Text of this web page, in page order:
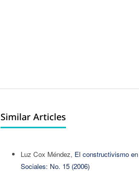
Similar Articles
Luz Cox Méndez, El constructivismo
Sociales: No. 15 (2006)